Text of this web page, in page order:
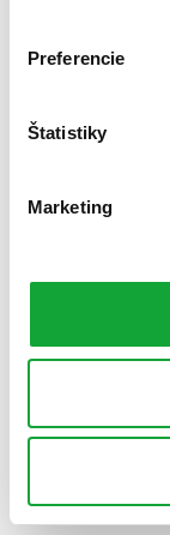
Preferencie
Štatistiky
Marketing